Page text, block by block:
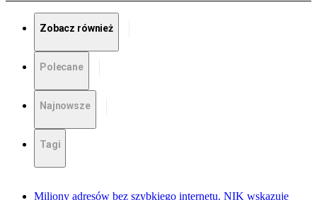
Zobacz również
Polecane
Najnowsze
Tagi
Miliony adresów bez szybkiego internetu. NIK wskazuje